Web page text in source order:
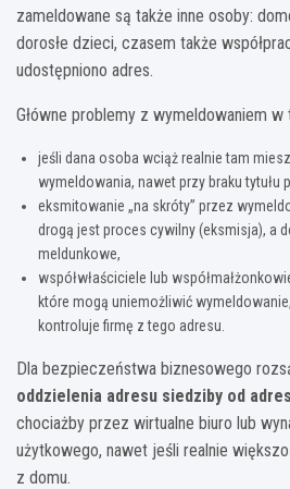
zameldowane są także inne osoby:
dorosłe dzieci, czasem także
udostępniono adres.
Główne problemy z wymeldowaniem w
jeśli dana osoba wciąż realnie tam
wymeldowania, nawet przy braku tytułu
eksmitowanie „na skróty” przez
drogą jest proces cywilny (eksmisja), a
meldunkowe,
współwłaściciele lub
które mogą uniemożliwić
kontroluje firmę z tego adresu.
Dla bezpieczeństwa biznesowego
oddzielenia adresu siedziby od
chociażby przez wirtualne biuro lub
użytkowego, nawet jeśli realnie
z domu.